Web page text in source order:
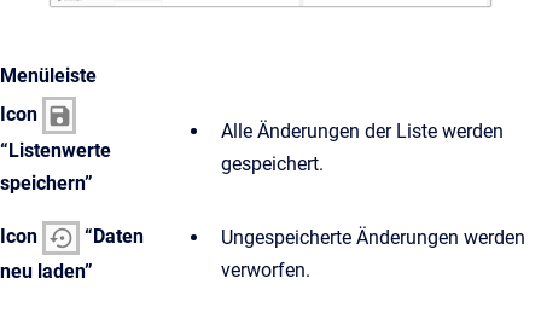
Menüleiste
Icon
“Listenwerte
speichern”
Alle Änderungen der Liste werden
gespeichert.
Icon
“Daten
neu laden”
Ungespeicherte Änderungen werden
verworfen.